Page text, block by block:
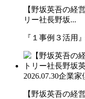
【野坂英吾の経
リー社長野坂...
『１事例３活用
2026.07.30企業家
【野坂英吾の経